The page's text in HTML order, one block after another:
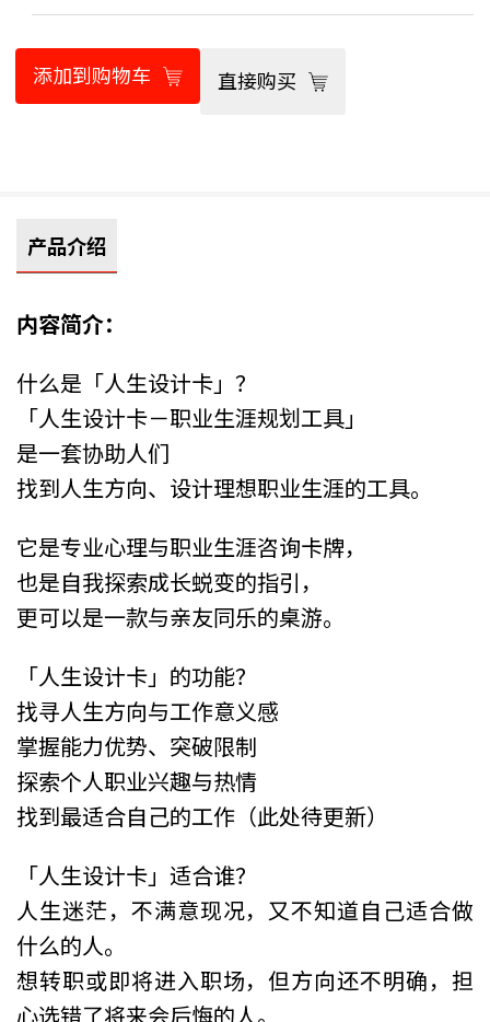
添加到购物车 直接购买
产品介绍
内容简介：
什么是「人生设计卡」？
「人生设计卡－职业生涯规划工具」
是一套协助人们
找到人生方向、设计理想职业生涯的工具。
它是专业心理与职业生涯咨询卡牌，
也是自我探索成长蜕变的指引，
更可以是一款与亲友同乐的桌游。
「人生设计卡」的功能？
找寻人生方向与工作意义感
掌握能力优势、突破限制
探索个人职业兴趣与热情
找到最适合自己的工作（此处待更新）
「人生设计卡」适合谁？
人生迷茫，不满意现况，又不知道自己适合做
什么的人。
想转职或即将进入职场，但方向还不明确，担
心选错了将来会后悔的人。